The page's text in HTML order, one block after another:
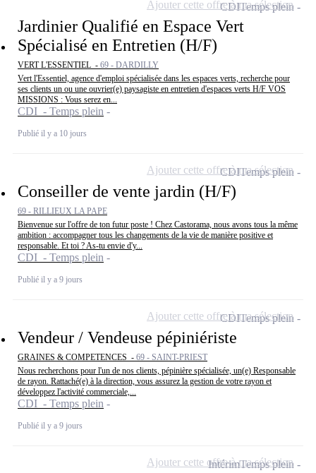
Jardinier Qualifié en Espace Vert
Spécialisé en Entretien (H/F)
VERT L'ESSENTIEL - 69 - DARDILLY
Vert l'Essentiel, agence d'emploi spécialisée dans les espaces verts, recherche pour
ses clients un ou une ouvrier(e) paysagiste en entretien d'espaces verts H/F VOS
MISSIONS : Vous serez en...
CDI - Temps plein
Publié il y a 10 jours
CDITemps plein
Ajouter cette offre à ma sélection
Conseiller de vente jardin (H/F)
69 - RILLIEUX LA PAPE
Bienvenue sur l'offre de ton futur poste ! Chez Castorama, nous avons tous la même
ambition : accompagner tous les changements de la vie de manière positive et
responsable. Et toi ? As-tu envie d'y...
CDI - Temps plein
Publié il y a 9 jours
CDITemps plein
Ajouter cette offre à ma sélection
Vendeur / Vendeuse pépiniériste
GRAINES & COMPETENCES - 69 - SAINT-PRIEST
Nous recherchons pour l'un de nos clients, pépinière spécialisée, un(e) Responsable
de rayon. Rattaché(e) à la direction, vous assurez la gestion de votre rayon et
développez l'activité commerciale,...
CDI - Temps plein
Publié il y a 9 jours
CDITemps plein
Ajouter cette offre à ma sélection
IntérimTemps plein
Ajouter cette offre à ma sélection